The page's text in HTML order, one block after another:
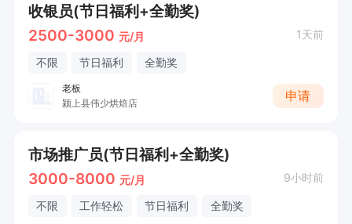
收银员(节日福利+全勤奖)
2500-3000 元/月 1天前
不限 节日福利 全勤奖
老板
颍上县伟少烘焙店
申请
市场推广员(节日福利+全勤奖)
3000-8000 元/月 9小时前
不限 工作轻松 节日福利 全勤奖